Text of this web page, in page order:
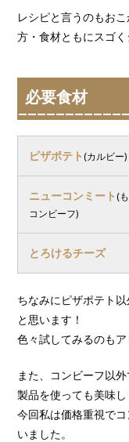
レシピと言うのもお
方・食材ともにスゴく
必要食材
ピザポテト(カルビー)
ニューコンミート(
コンビーフ)
とろけるチーズ
ちなみにピザポテト
と思います！
色々試してみるのもア
また、コンビーフ以
製品を使っても美味し
今回私は価格重視で
いました。